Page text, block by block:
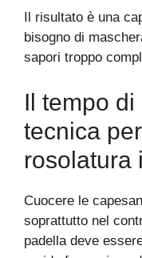
Il risultato è una
bisogno di
sapori troppo
Il tempo di
tecnica
rosolatura
Cuocere le
soprattutto nel
padella deve